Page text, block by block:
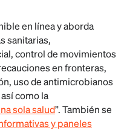
en línea y aborda
sanitarias,
control de movimientos
en fronteras,
uso de antimicrobianos
como la
sola salud”. También se
y paneles